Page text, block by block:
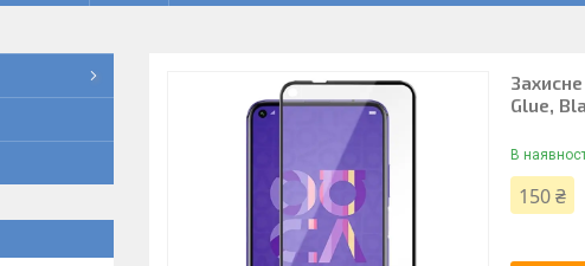
Glue,
В
150 ₴